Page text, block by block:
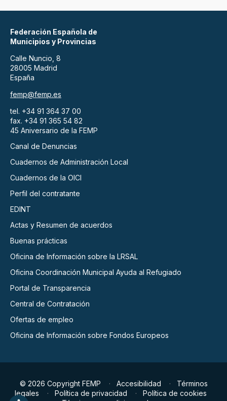
Federación Española de
Municipios y Provincias
Calle Nuncio, 8
28005 Madrid
España
femp@femp.es
tel. +34 91 364 37 00
fax. +34 91 365 54 82
45 Aniversario de la FEMP
Canal de Denuncias
Cuadernos de Administración Local
Cuadernos de la OICI
Perfil del contratante
EDINT
Actas y Resumen de acuerdos
Buenas prácticas
Oficina de Información sobre la LRSAL
Oficina Coordinación Municipal Ayuda al Refugiado
Portal de Transparencia
Central de Contratación
Ofertas de empleo
Oficina de Información sobre Fondos Europeos
© 2026 Copyright FEMP Accesibilidad
Términos
legales
Política de privacidad
Política de cookies